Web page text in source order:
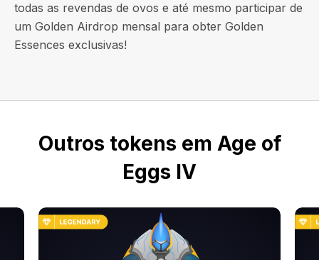
todas as revendas de ovos e até mesmo participar de
um Golden Airdrop mensal para obter Golden
Essences exclusivas!
Outros tokens em Age of
Eggs IV